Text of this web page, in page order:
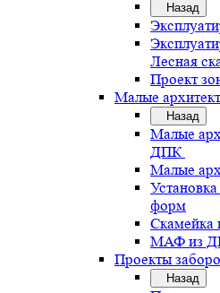
Назад
Лесная
Проект
Малые
Назад
Малые
ДПК
Малые
форм
МАФ из
Проекты
Назад